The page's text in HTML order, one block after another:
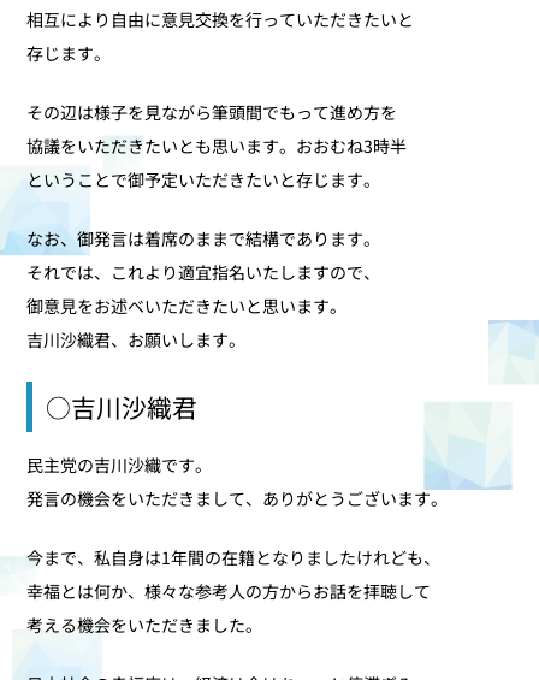
相互により自由に意見交換を行っていただきたいと
存じます。
その辺は様子を見ながら筆頭間でもって進め方を
協議をいただきたいとも思います。おおむね3時半
ということで御予定いただきたいと存じます。
なお、御発言は着席のままで結構であります。
それでは、これより適宜指名いたしますので、
御意見をお述べいただきたいと思います。
吉川沙織君、お願いします。
○吉川沙織君
民主党の吉川沙織です。
発言の機会をいただきまして、ありがとうございます。
今まで、私自身は1年間の在籍となりましたけれども、
幸福とは何か、様々な参考人の方からお話を拝聴して
考える機会をいただきました。